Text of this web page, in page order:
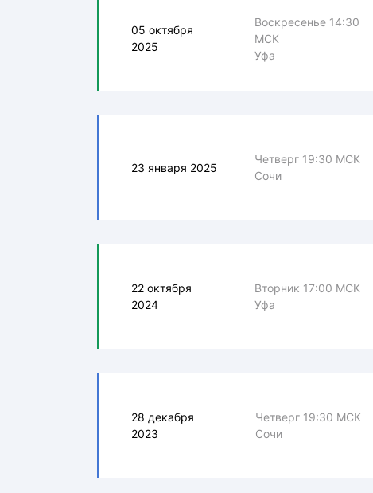
05 октября
2025
Воскресенье 14:30
МСК
Уфа
23 января 2025
Четверг 19:30 МСК
Сочи
22 октября
2024
Вторник 17:00 МСК
Уфа
28 декабря
2023
Четверг 19:30 МСК
Сочи